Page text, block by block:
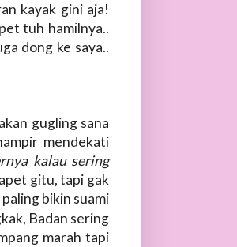
kayak gini aja!
tuh hamilnya..
dong ke saya..
gugling sana
mendekati
kalau sering
gitu, tapi gak
bikin suami
Badan sering
marah tapi